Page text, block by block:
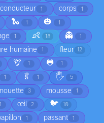
conducteur 1 corps 1
🐍 1 🎃 1
1 👶 18 👻 1
humaine 1 fleur 12
🦒 1 🐸 1
1 🥬 1 🖐️ 5
3 mousse 1
1 œil 2 🐦 10
1 passant 1